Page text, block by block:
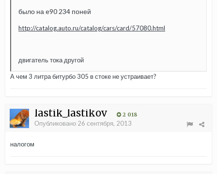
было на e90 234 поней
http://catalog.auto.ru/catalog/cars/card/57080.html
двигатель тока другой
А чем 3 литра битурбо 305 в стоке не устраивает?
lastik_lastikov 2 018
Опубликовано 26 сентября, 2013
налогом